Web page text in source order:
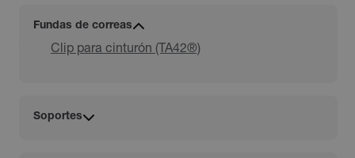
Fundas de correas
Clip para cinturón (TA42®)
Soportes